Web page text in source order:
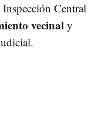
Central
vecinal y